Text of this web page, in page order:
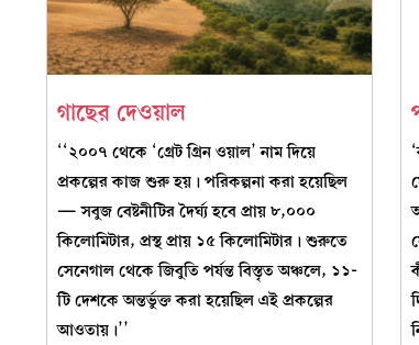
গাছের দেওয়াল
‘‘২০০৭ থেকে ‘গ্রেট গ্রিন ওয়াল’ নাম দিয়ে
প্রকল্পের কাজ শুরু হয়। পরিকল্পনা করা হয়েছিল
— সবুজ বেষ্টনীটির দৈর্ঘ্য হবে প্রায় ৮,০০০
কিলোমিটার, প্রস্থ প্রায় ১৫ কিলোমিটার। শুরুতে
সেনেগাল থেকে জিবুতি পর্যন্ত বিস্তৃত অঞ্চলে, ১১-
টি দেশকে অন্তর্ভুক্ত করা হয়েছিল এই প্রকল্পের
আওতায়।’’